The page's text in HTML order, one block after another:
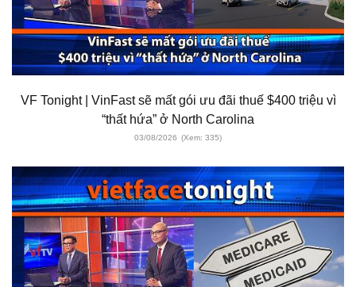
VF Tonight | VinFast sẽ mất gói ưu đãi thuế $400 triệu vì
“thất hứa” ở North Carolina
03/08/2026 (Xem: 335)